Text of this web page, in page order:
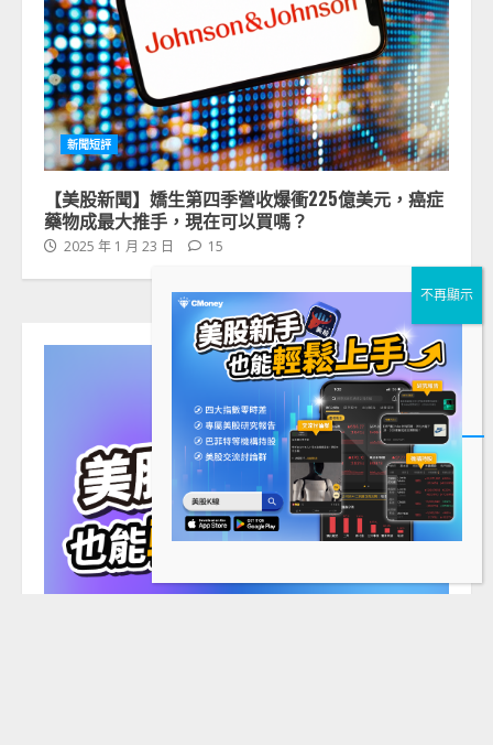
新聞短評
【美股新聞】嬌生第四季營收爆衝225億美元，癌症
藥物成最大推手，現在可以買嗎？
2025 年 1 月 23 日 15